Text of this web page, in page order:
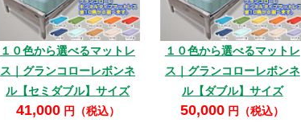
１０色から選べるマットレ
ス｜グランコローレボンネ
ル【セミダブル】サイズ
41,000円（税込）
１０色から選べるマットレ
ス｜グランコローレボンネ
ル【ダブル】サイズ
50,000 円（税込）